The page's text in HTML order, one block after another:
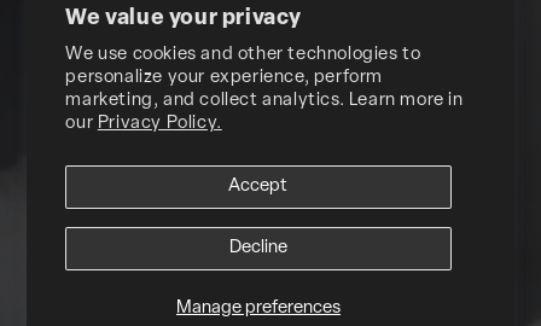
We value your privacy
We use cookies and other technologies to
personalize your experience, perform
marketing, and collect analytics. Learn more in
our Privacy Policy.
Manage preferences
Accept
Decline
Customer Support
Privacy Policy Reward Terms